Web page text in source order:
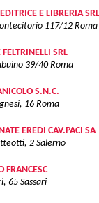
E LIBRERIA SRL
117/12Roma
SRL
39/40 Roma
S.N.C.
16 Roma
EREDI CAV.PACI SA
2 Salerno
FRANCESC
65 Sassari